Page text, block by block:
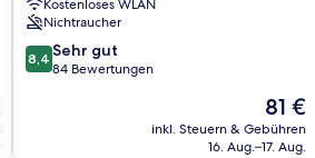
Kostenloses WLAN
Nichtraucher
8.4
von
8,4 Sehr gut
84 Bewertungen
Der
Preis
81 €
inkl. Steuern & Gebühren
16. Aug.–17. Aug.